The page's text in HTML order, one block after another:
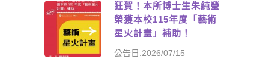
狂賀！本所博士生朱純瑩
榮獲本校115年度「藝術
星火計畫」補助！
公告日:2026/07/15